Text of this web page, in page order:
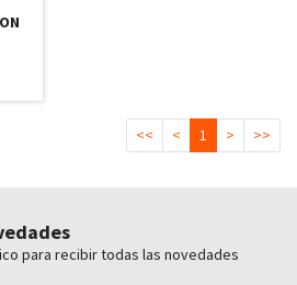
<< < 1 > >>
para recibir todas las novedades